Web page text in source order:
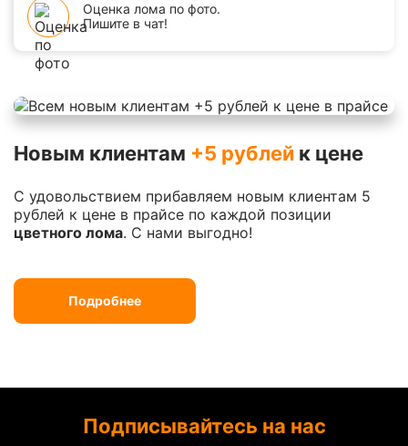
Оценка лома по фото.
Пишите в чат!
Новым клиентам +5 рублей к цене
С удовольствием прибавляем новым клиентам 5
рублей к цене в прайсе по каждой позиции
цветного лома. С нами выгодно!
Подробнее
Подписывайтесь на нас